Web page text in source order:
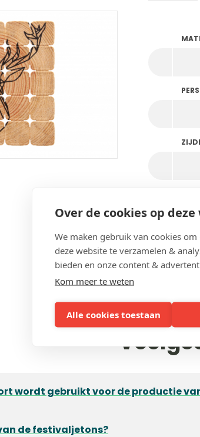
Over de cookies op
We maken gebruik van cookies
deze website te verzamelen &
bieden en onze content &
Kom meer te weten
Alle cookies toestaan
wordt gebruikt voor de productie
de festivaljetons?